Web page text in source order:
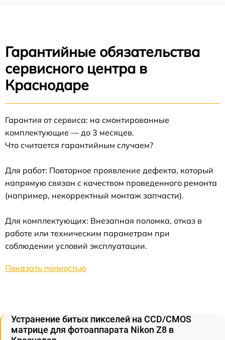
Гарантийные обязательства
сервисного центра в
Краснодаре
Гарантия от сервиса: на смонтированные
комплектующие — до 3 месяцев.
Что считается гарантийным случаем?
Для работ: Повторное проявление дефекта, который
напрямую связан с качеством проведенного ремонта
(например, некорректный монтаж запчасти).
Для комплектующих: Внезапная поломка, отказ в
работе или техническим параметрам при
соблюдении условий эксплуатации.
Показать полностью
Устранение битых пикселей на CCD/CMOS
матрице для фотоаппарата Nikon Z8 в